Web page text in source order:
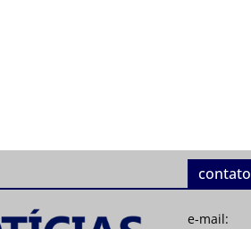
contato
e-mail: